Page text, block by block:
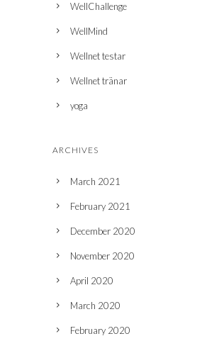
WellChallenge
WellMind
Wellnet testar
Wellnet tränar
yoga
ARCHIVES
March 2021
February 2021
December 2020
November 2020
April 2020
March 2020
February 2020